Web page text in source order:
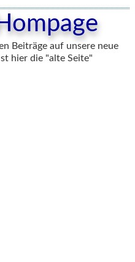
Beiträge auf unsere neue
hier die "alte Seite"